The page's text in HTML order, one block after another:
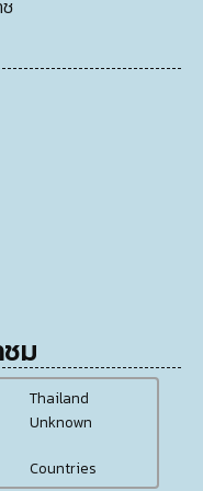
ชม
Thailand
Unknown
Countries